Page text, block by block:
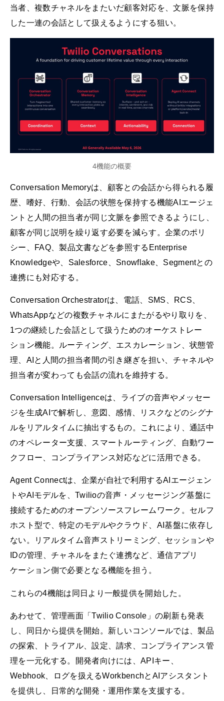
当者、複数チャネルをまたいだ顧客対応を、文脈を保持
した一連の会話として扱えるようにする狙い。
4機能の概要
Conversation Memoryは、顧客との会話から得られる履
歴、嗜好、行動、会話の状態を保持する機能AIエージェ
ントと人間の担当者が同じ文脈を参照できるようにし、
顧客が同じ説明を繰り返す必要を減らす。企業のポリ
シー、FAQ、製品文書などを参照するEnterprise
Knowledgeや、Salesforce、Snowflake、Segmentとの
連携にも対応する。
Conversation Orchestratorは、電話、SMS、RCS、
WhatsAppなどの複数チャネルにまたがるやり取りを、
1つの継続した会話として扱うためのオーケストレー
ション機能。ルーティング、エスカレーション、状態管
理、AIと人間の担当者間の引き継ぎを担い、チャネルや
担当者が変わっても会話の流れを維持する。
Conversation Intelligenceは、ライブの音声やメッセー
ジを生成AIで解析し、意図、感情、リスクなどのシグナ
ルをリアルタイムに抽出するもの。これにより、通話中
のオペレーター支援、スマートルーティング、自動ワー
クフロー、コンプライアンス対応などに活用できる。
Agent Connectは、企業が自社で利用するAIエージェン
トやAIモデルを、Twilioの音声・メッセージング基盤に
接続するためのオープンソースフレームワーク。セルフ
ホスト型で、特定のモデルやクラウド、AI基盤に依存し
ない。リアルタイム音声ストリーミング、セッションや
IDの管理、チャネルをまたぐ連携など、通信アプリ
ケーション側で必要となる機能を担う。
これらの4機能は同日より一般提供を開始した。
あわせて、管理画面「Twilio Console」の刷新も発表
し、同日から提供を開始。新しいコンソールでは、製品
の探索、トライアル、設定、請求、コンプライアンス管
理を一元化する。開発者向けには、APIキー、
Webhook、ログを扱えるWorkbenchとAIアシスタント
を提供し、日常的な開発・運用作業を支援する。